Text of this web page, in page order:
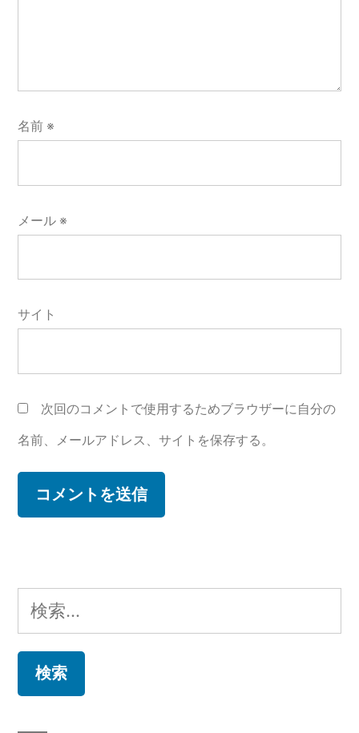
名前 ※
メール ※
サイト
次回のコメントで使用するためブラウザーに自分の
名前、メールアドレス、サイトを保存する。
検
索: